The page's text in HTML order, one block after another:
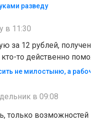
разведу
в 11:30
за 12 рублей,
то действенно
не милостыню, а
в 09:08
только